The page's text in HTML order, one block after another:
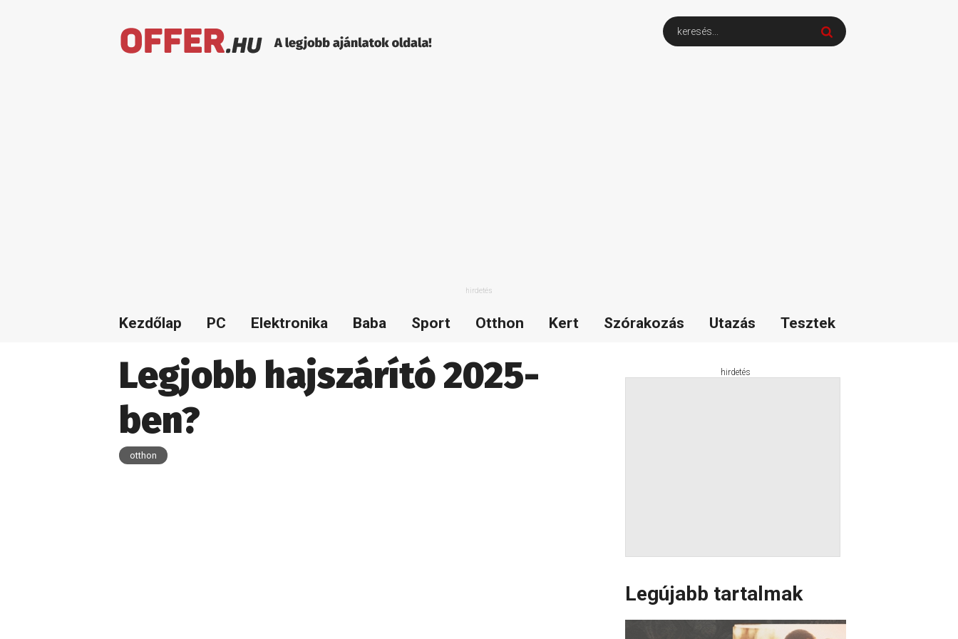
Kezdőlap PC Elektronika Baba Sport Otthon Kert Szórakozás Utazás Tesztek
Legjobb hajszárító 2025-
ben?
otthon
hirdetés
Legújabb tartalmak